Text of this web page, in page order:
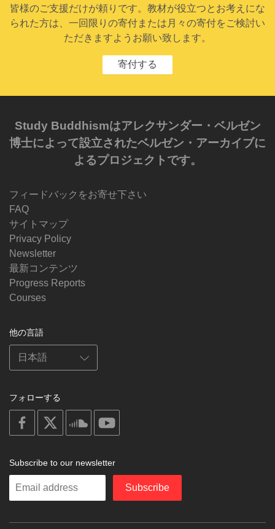
皆様のご支援だけが頼りです。教材が役立つとお考えにな
られた方は、一回限りの寄付または月々の寄付をご検討い
ただきますようお願い致します。
寄付する
Study Buddhismはアレクサンダー・ベルゼン
博士によって設立されたベルゼン・アーカイブに
よるプロジェクトです。
フィードバックをお寄せ下さい
FAQ
サイトマップ
Privacy Policy
Newsletter
最新コンテンツ
Progress Reports
Courses
他の言語
フォローする
on
facebook
soundcloud
Subscribe to our newsletter
Enter
Subscribe